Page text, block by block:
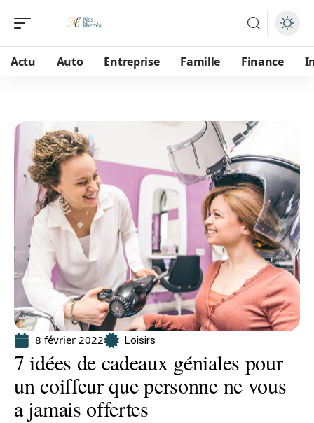
Actu Auto Entreprise Famille Finance
8 février 2022 Loisirs
7 idées de cadeaux géniales pour
un coiffeur que personne ne vous
a jamais offertes